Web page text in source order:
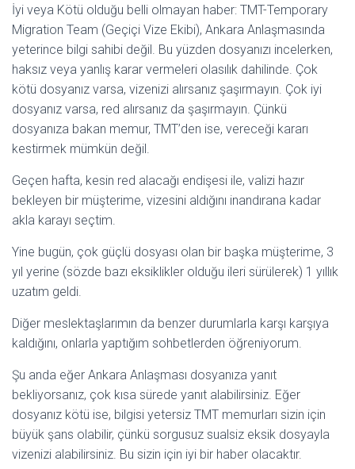
İyi veya Kötü olduğu belli olmayan haber: TMT-Temporary
Migration Team (Geçiçi Vize Ekibi), Ankara Anlaşmasında
yeterince bilgi sahibi değil. Bu yüzden dosyanızı incelerken,
haksız veya yanlış karar vermeleri olasılık dahilinde. Çok
kötü dosyanız varsa, vizenizi alırsanız şaşırmayın. Çok iyi
dosyanız varsa, red alırsanız da şaşırmayın. Çünkü
dosyanıza bakan memur, TMT’den ise, vereceği kararı
kestirmek mümkün değil.
Geçen hafta, kesin red alacağı endişesi ile, valizi hazır
bekleyen bir müşterime, vizesini aldığını inandırana kadar
akla karayı seçtim.
Yine bugün, çok güçlü dosyası olan bir başka müşterime, 3
yıl yerine (sözde bazı eksiklikler olduğu ileri sürülerek) 1 yıllık
uzatım geldi.
Diğer meslektaşlarımın da benzer durumlarla karşı karşıya
kaldığını, onlarla yaptığım sohbetlerden öğreniyorum.
Şu anda eğer Ankara Anlaşması dosyanıza yanıt
bekliyorsanız, çok kısa sürede yanıt alabilirsiniz. Eğer
dosyanız kötü ise, bilgisi yetersiz TMT memurları sizin için
büyük şans olabilir, çünkü sorgusuz sualsiz eksik dosyayla
vizenizi alabilirsiniz. Bu sizin için iyi bir haber olacaktır.